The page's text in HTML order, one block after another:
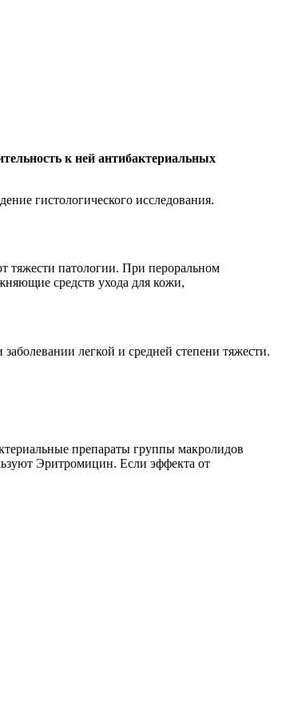
к ней антибактериальных
гистологического исследования.
тяжести патологии. При пероральном
средств ухода для кожи,
легкой и средней степени тяжести.
препараты группы макролидов
Эритромицин. Если эффекта от